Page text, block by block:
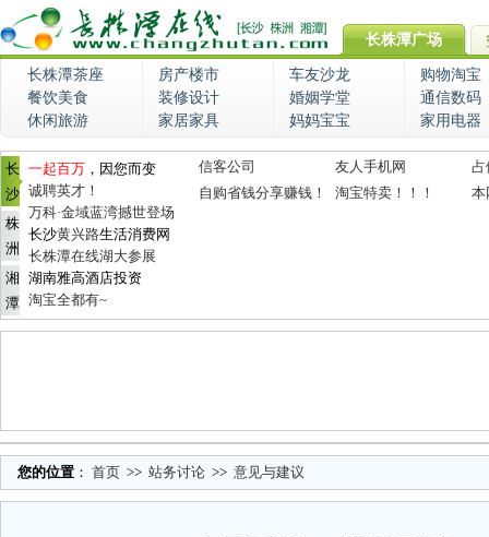
长株潭广场
长株潭茶座 房产楼市 车友沙龙
购物淘宝
餐饮美食
装修设计 婚姻学堂
通信数码
休闲旅游
家居家具 妈妈宝宝 家用电器
长
沙
株
洲
湘
潭
一起百万 ，因您而变
诚聘英才！
万科·金域蓝湾撼世登场
长沙黄兴路生活消费网
长株潭在线湖大参展
湖南雅高酒店投资
淘宝全都有~
信客公司 友人手机网
占
自购省钱分享赚钱！
淘宝特卖！！！ 本
您的位置 ： 首页 >> 站务讨论 >> 意见与建议